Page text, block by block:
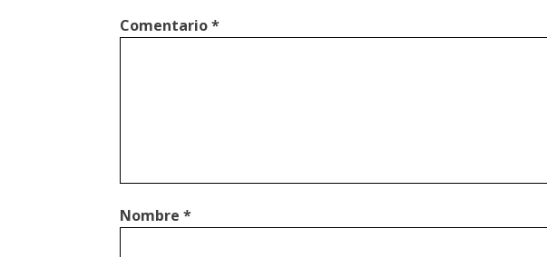
Comentario*
Nombre *